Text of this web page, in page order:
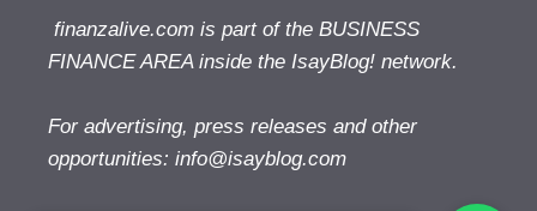
finanzalive.com is part of the BUSINESS
FINANCE AREA inside the IsayBlog! network.
For advertising, press releases and other
opportunities: info@isayblog.com